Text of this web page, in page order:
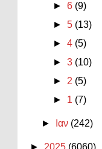
►6 (9)
►5 (13)
►4 (5)
►3 (10)
► 2 (5)
► 1 (7)
► Ιαν (242)